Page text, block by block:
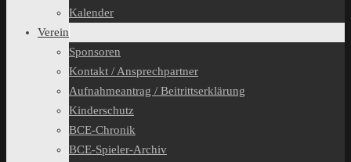
Kalender
Verein
Sponsoren
Kontakt / Ansprechpartner
Aufnahmeantrag / Beitrittserklärung
Kinderschutz
BCE-Chronik
BCE-Spieler-Archiv